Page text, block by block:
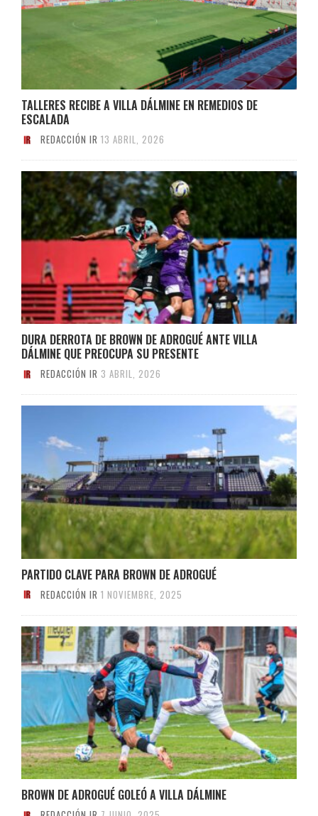
TALLERES RECIBE A VILLA DÁLMINE EN REMEDIOS DE
ESCALADA
REDACCIÓN IR 13 ABRIL, 2026
DURA DERROTA DE BROWN DE ADROGUÉ ANTE VILLA
DÁLMINE QUE PREOCUPA SU PRESENTE
REDACCIÓN IR 3 ABRIL, 2026
PARTIDO CLAVE PARA BROWN DE ADROGUÉ
REDACCIÓN IR 1 NOVIEMBRE, 2025
BROWN DE ADROGUÉ GOLEÓ A VILLA DÁLMINE